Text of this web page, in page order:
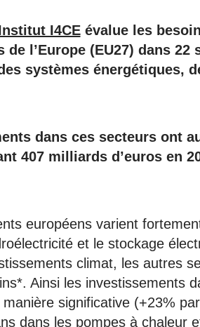
I4CEévalue les
l’Europe (EU27) dans 22
systèmes énergétiques,
dans ces secteurs ont
407 milliards d’euros en
européens varient
et le stockage
climat, les autres
Ainsi les investissements
significative (+23%
dans les pompes à chaleur